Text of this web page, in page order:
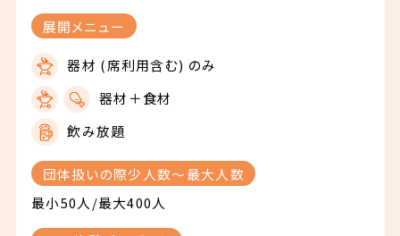
展開メニュー
器材 (席利用含む) のみ
器材＋食材
飲み放題
団体扱いの際少人数〜最大人数
最小50人/最大400人